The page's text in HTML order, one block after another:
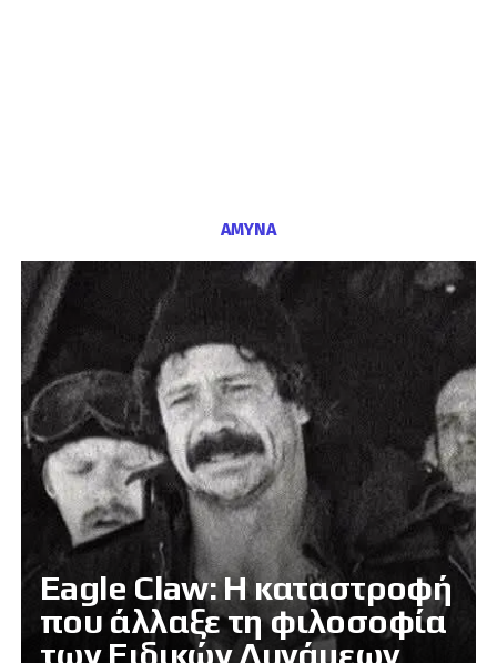
ΑΜΥΝΑ
Eagle Claw: Η καταστροφή
που άλλαξε τη φιλοσοφία
των Ειδικών Δυνάμεων